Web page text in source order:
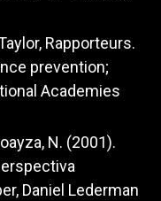
Rapporteurs.
prevention;
Academies
N. (2001).
Daniel Lederman